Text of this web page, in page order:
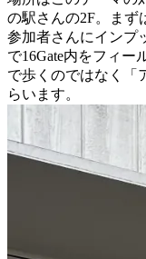
の駅さんの2F。まず
参加者さんにインプ
で16Gate内をフィー
で歩くのではなく「
らいます。